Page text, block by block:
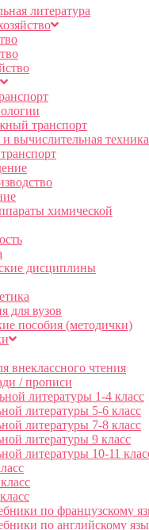
литература
транспорт
вычислительная техника
химической
дисциплины
для вузов
пособия (методички)
внеклассного чтения
/ прописи
литературы 1-4 класс
литературы 5-6 класс
литературы 7-8 класс
литературы 9 класс
литературы 10-11
по французскому
по английскому